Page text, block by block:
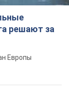
решают за
Европы